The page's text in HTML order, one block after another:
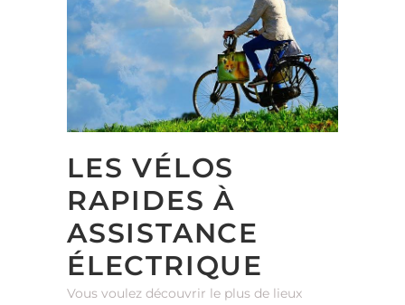
LES VÉLOS
RAPIDES À
ASSISTANCE
ÉLECTRIQUE
Vous voulez découvrir le plus de lieux